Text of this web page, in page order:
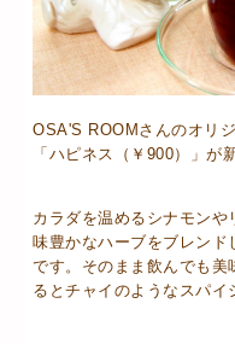
OSA'S ROOMさんのオリ
「ハピネス（￥900）」
カラダを温めるシナモン
味豊かなハーブをブレンド
です。そのまま飲んでも美
るとチャイのようなスパイ